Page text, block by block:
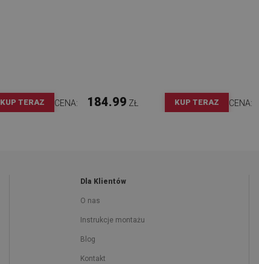
KUP TERAZ CENA: 184.99 ZŁ KUP TERAZ CENA:
Dla Klientów
O nas
Instrukcje montażu
Blog
Kontakt